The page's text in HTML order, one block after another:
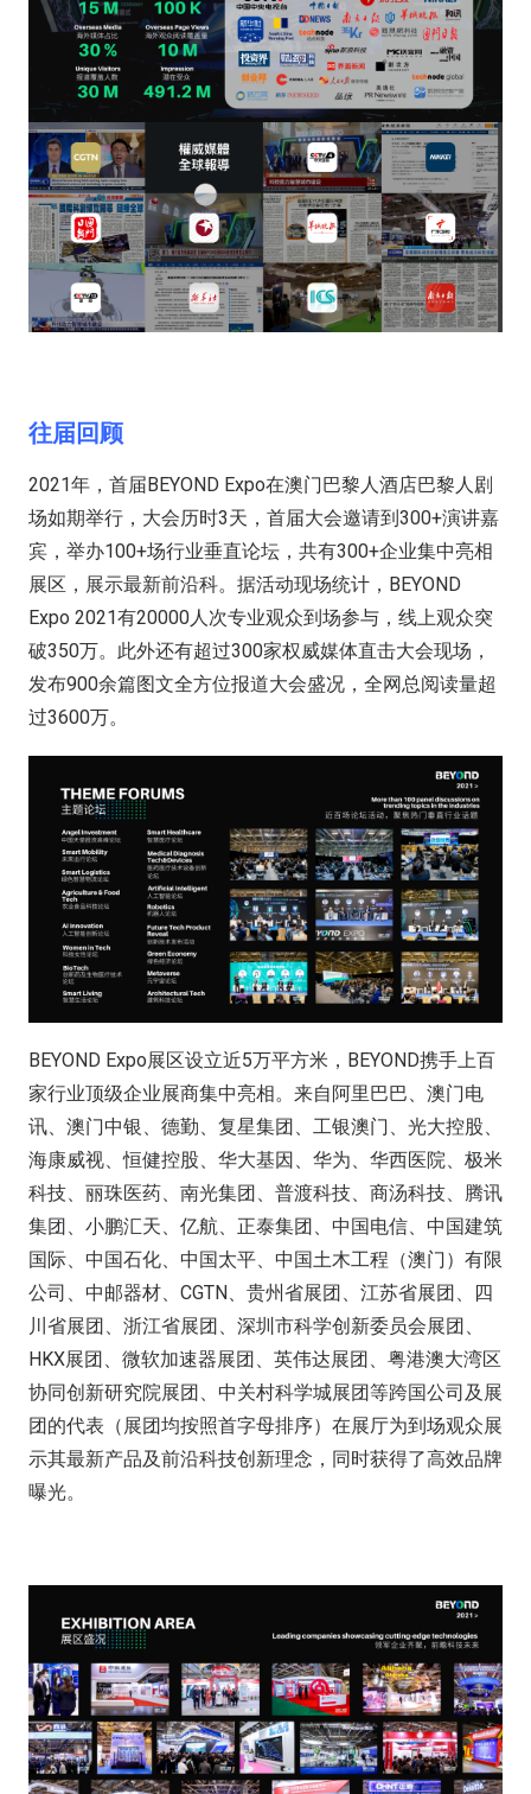
往届回顾
2021年，首届BEYOND Expo在澳门巴黎人酒店巴黎人剧
场如期举行，大会历时3天，首届大会邀请到300+演讲嘉
宾，举办100+场行业垂直论坛，共有300+企业集中亮相
展区，展示最新前沿科。据活动现场统计，BEYOND
Expo 2021有20000人次专业观众到场参与，线上观众突
破350万。此外还有超过300家权威媒体直击大会现场，
发布900余篇图文全方位报道大会盛况，全网总阅读量超
过3600万。
BEYOND Expo展区设立近5万平方米，BEYOND携手上百
家行业顶级企业展商集中亮相。来自阿里巴巴、澳门电
讯、澳门中银、德勤、复星集团、工银澳门、光大控股、
海康威视、恒健控股、华大基因、华为、华西医院、极米
科技、丽珠医药、南光集团、普渡科技、商汤科技、腾讯
集团、小鹏汇天、亿航、正泰集团、中国电信、中国建筑
国际、中国石化、中国太平、中国土木工程（澳门）有限
公司、中邮器材、CGTN、贵州省展团、江苏省展团、四
川省展团、浙江省展团、深圳市科学创新委员会展团、
HKX展团、微软加速器展团、英伟达展团、粤港澳大湾区
协同创新研究院展团、中关村科学城展团等跨国公司及展
团的代表（展团均按照首字母排序）在展厅为到场观众展
示其最新产品及前沿科技创新理念，同时获得了高效品牌
曝光。